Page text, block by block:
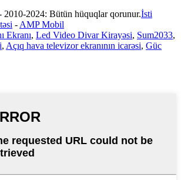
2024: Bütün hüquqlar qorunur.İsti
- AMP Mobil
Ekranı, Led Video Divar Kirayəsi, Sum2033,
, Açıq hava televizor ekranının icarəsi, Güc